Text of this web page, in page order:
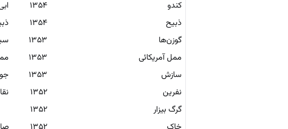
کندو
۱۳۵۴
ذبیح
۱۳۵۴
گوزن‌ها
۱۳۵۳
ممل آمریکائی
۱۳۵۳
سازش
۱۳۵۳
نفرین
۱۳۵۲
گرگ بیزار
۱۳۵۲